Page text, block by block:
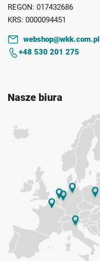
REGON: 017432686
KRS: 0000094451
webshop@wkk.com.pl
+48 530 201 275
Nasze biura